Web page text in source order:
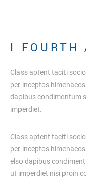
I FO U RT H
Class aptent taciti
per inceptos
dapibus condimentum
imperdiet.
Class aptent taciti
per inceptos
elso dapibus
ut imperdiet nisi proin